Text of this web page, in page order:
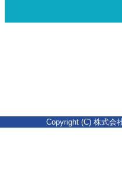
Copyright (C) 株式会